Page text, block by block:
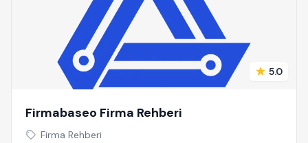
5.0
Firmabaseo Firma Rehberi
Firma Rehberi